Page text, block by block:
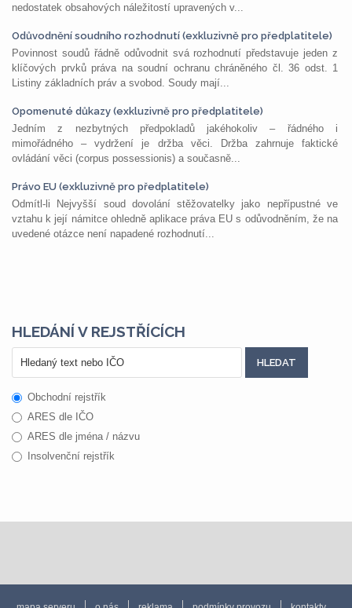
nedostatek obsahových náležitostí upravených v...
Odůvodnění soudního rozhodnutí (exkluzivně pro předplatitele)
Povinnost soudů řádně odůvodnit svá rozhodnutí představuje jeden z
klíčových prvků práva na soudní ochranu chráněného čl. 36 odst. 1
Listiny základních práv a svobod. Soudy mají...
Opomenuté důkazy (exkluzivně pro předplatitele)
Jedním z nezbytných předpokladů jakéhokoliv – řádného i
mimořádného – vydržení je držba věci. Držba zahrnuje faktické
ovládání věci (corpus possessionis) a současně...
Právo EU (exkluzivně pro předplatitele)
Odmítl-li Nejvyšší soud dovolání stěžovatelky jako nepřípustné ve
vztahu k její námitce ohledně aplikace práva EU s odůvodněním, že na
uvedené otázce není napadené rozhodnutí...
HLEDÁNÍ V REJSTŘÍCÍCH
Obchodní rejstřík
ARES dle IČO
ARES dle jména / názvu
Insolvenční rejstřík